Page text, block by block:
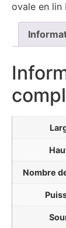
ovale en lin
Nombre